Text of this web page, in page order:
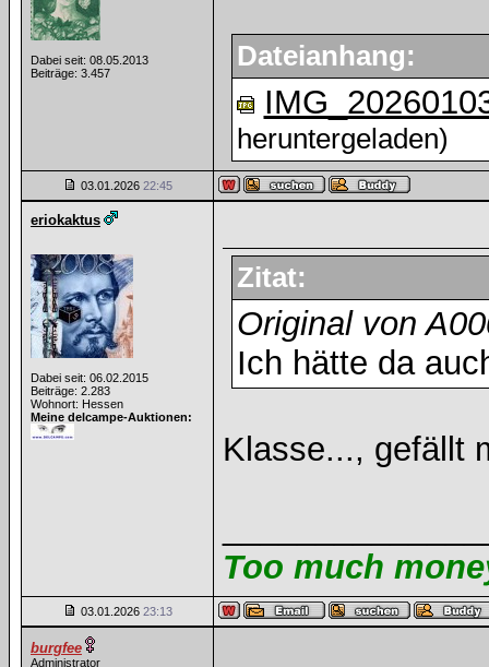
Dabei seit: 08.05.2013
Beiträge: 3.457
Dateianhang:
heruntergeladen)
03.01.2026 22:45
eriokaktus
Dabei seit: 06.02.2015
Beiträge: 2.283
Wohnort: Hessen
Meine delcampe-Auktionen:
Zitat:
Original von
Ich hätte da
Klasse..., gefällt
Too much
03.01.2026 23:13
burgfee
Administrator